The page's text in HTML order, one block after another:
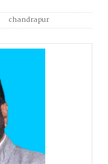
chandrapur